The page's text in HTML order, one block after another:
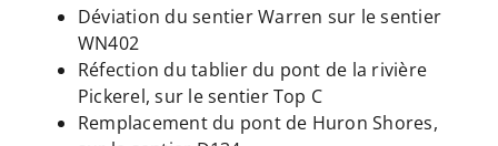
Déviation du sentier Warren sur le sentier
WN402
Réfection du tablier du pont de la rivière
Pickerel, sur le sentier Top C
Remplacement du pont de Huron Shores,